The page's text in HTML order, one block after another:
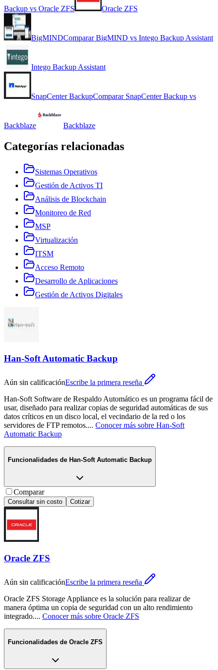
Backup vs Oracle ZFS Oracle ZFS
BigMINDComparar BigMIND vs Intego Backup Assistant
Intego Backup Assistant
SnapCenter BackupComparar SnapCenter Backup vs
Backblaze Backblaze
Categorías relacionadas
Sistemas Operativos
Gestión de Activos TI
Análisis de Blockchain
Monitoreo de Red
MSP
Virtualización
ITSM
Acceso Remoto
Desarrollo de Aplicaciones
Gestión de Activos Digitales
Han-Soft Automatic Backup
Aún sin calificaciónEscribe la primera reseña
Han-Soft Software de Respaldo Automático es un programa fácil de
usar, diseñado para realizar copias de seguridad automáticas de sus
datos críticos en un disco local, el vecindario de la red o los
servidores de FTP remotos.... Conocer más sobre Han-Soft
Automatic Backup
Funcionalidades de Han-Soft Automatic Backup
Comparar
Consultar sin costo Cotizar
Oracle ZFS
Aún sin calificaciónEscribe la primera reseña
Oracle ZFS Storage Appliance es la solución para realizar de
manera óptima un copia de seguridad con un alto rendimiento
integrado.... Conocer más sobre Oracle ZFS
Funcionalidades de Oracle ZFS